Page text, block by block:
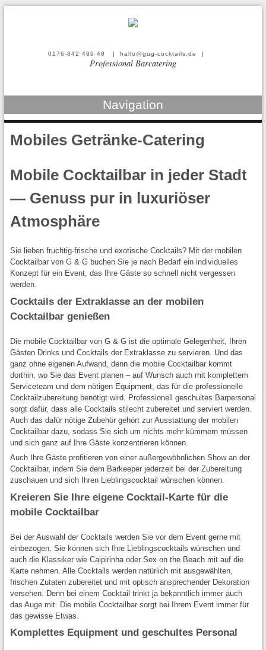
0176-842 499 48 | hallo@gug-cocktails.de |
Professional Barcatering
Navigation
Mobiles Getränke-Catering
Mobile Cocktailbar in jeder Stadt
― Genuss pur in luxuriöser
Atmosphäre
Sie lieben fruchtig-frische und exotische Cocktails? Mit der mobilen
Cocktailbar von G & G buchen Sie je nach Bedarf ein individuelles
Konzept für ein Event, das Ihre Gäste so schnell nicht vergessen
werden.
Cocktails der Extraklasse an der mobilen
Cocktailbar genießen
Die mobile Cocktailbar von G & G ist die optimale Gelegenheit, Ihren
Gästen Drinks und Cocktails der Extraklasse zu servieren. Und das
ganz ohne eigenen Aufwand, denn die mobile Cocktailbar kommt
dorthin, wo Sie das Event planen – auf Wunsch auch mit komplettem
Serviceteam und dem nötigen Equipment, das für die professionelle
Cocktailzubereitung benötigt wird. Professionell geschultes Barpersonal
sorgt dafür, dass alle Cocktails stilecht zubereitet und serviert werden.
Auch das dafür nötige Zubehör gehört zur Ausstattung der mobilen
Cocktailbar dazu, sodass Sie sich um nichts mehr kümmern müssen
und sich ganz auf Ihre Gäste konzentrieren können.
Auch Ihre Gäste profitieren von einer außergewöhnlichen Show an der
Cocktailbar, indem Sie dem Barkeeper jederzeit bei der Zubereitung
zuschauen und sich Ihren Lieblingscocktail wünschen können.
Kreieren Sie Ihre eigene Cocktail-Karte für die
mobile Cocktailbar
Bei der Auswahl der Cocktails werden Sie vor dem Event gerne mit
einbezogen. Sie können sich Ihre Lieblingscocktails wünschen und
auch die Klassiker wie Caipirinha oder Sex on the Beach mit auf die
Karte nehmen. Alle Cocktails werden natürlich mit ausgewählten,
frischen Zutaten zubereitet und mit optisch ansprechender Dekoration
versehen. Denn bei einem Cocktail trinkt ja bekanntlich immer auch
das Auge mit. Die mobile Cocktailbar sorgt bei Ihrem Event immer für
das gewisse Etwas.
Komplettes Equipment und geschultes Personal